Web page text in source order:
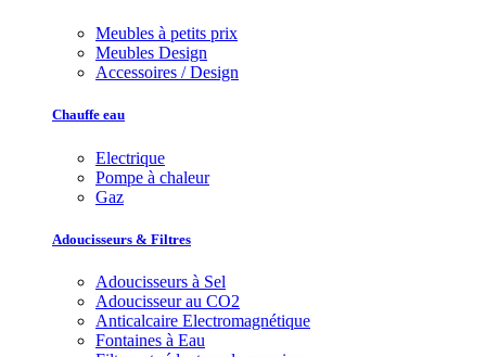
Meubles à petits prix
Meubles Design
Accessoires / Design
Chauffe eau
Electrique
Pompe à chaleur
Gaz
Adoucisseurs & Filtres
Adoucisseurs à Sel
Adoucisseur au CO2
Anticalcaire Electromagnétique
Fontaines à Eau